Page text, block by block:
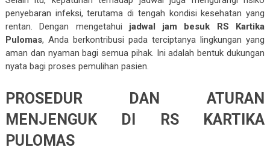
penyebaran infeksi, terutama di tengah kondisi kesehatan yang
rentan. Dengan mengetahui jadwal jam besuk RS Kartika
Pulomas, Anda berkontribusi pada terciptanya lingkungan yang
aman dan nyaman bagi semua pihak. Ini adalah bentuk dukungan
nyata bagi proses pemulihan pasien.
PROSEDUR DAN ATURAN
MENJENGUK DI RS KARTIKA
PULOMAS